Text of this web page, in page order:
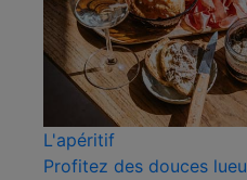
L'apéritif
Profitez des douces